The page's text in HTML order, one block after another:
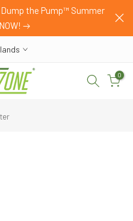
the Pump™ Summer
0